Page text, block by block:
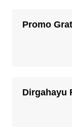
Promo
Dirgahayu